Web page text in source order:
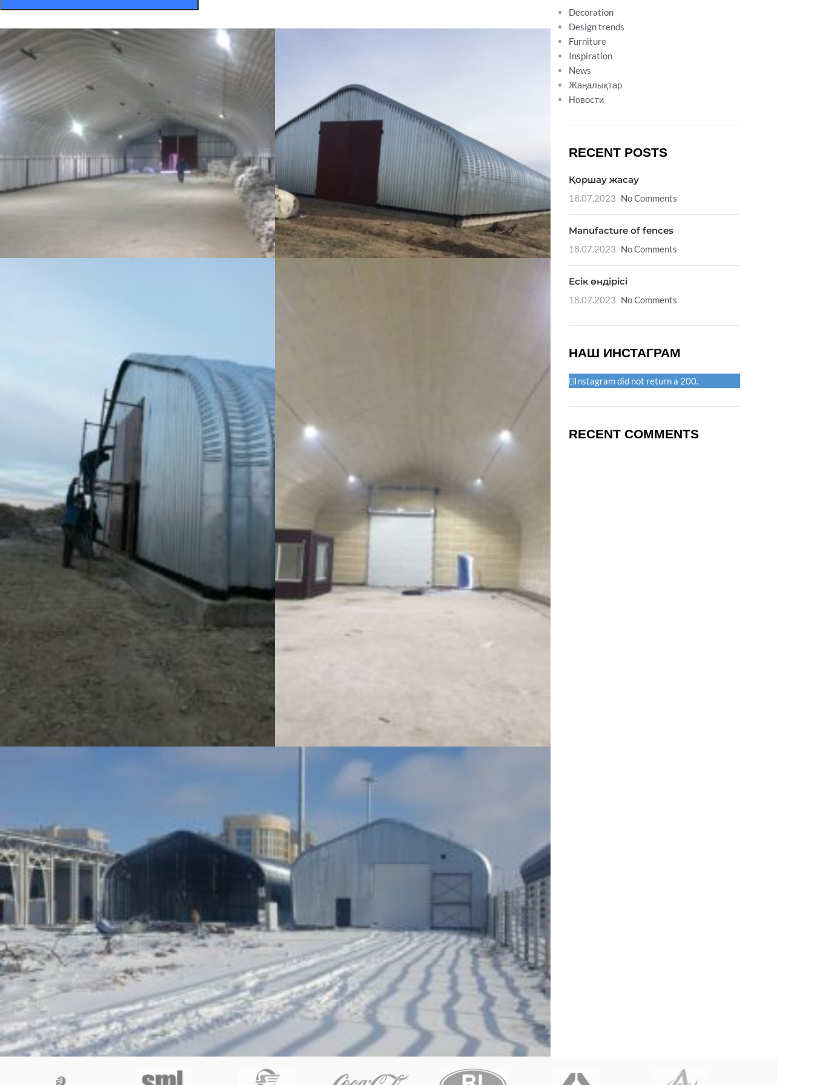
Decoration
Design trends
Furniture
Inspiration
News
Жаңалықтар
Новости
RECENT POSTS
Қоршау жасау
18.07.2023 No Comments
Manufacture of fences
18.07.2023 No Comments
Есік өндірісі
18.07.2023 No Comments
НАШ ИНСТАГРАМ
Instagram did not return a 200.
RECENT COMMENTS